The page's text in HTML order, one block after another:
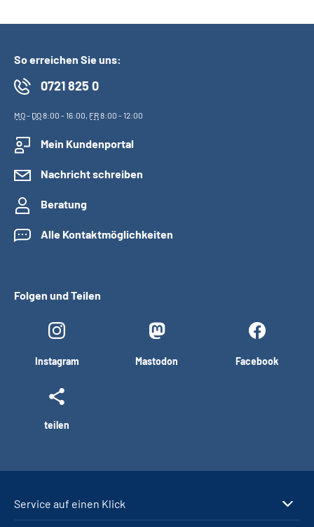
So erreichen Sie uns:
0721 825 0
MO- DO8:00 - 16:00, FR8:00 - 12:00
Mein Kundenportal
Nachricht schreiben
Beratung
Alle Kontaktmöglichkeiten
Folgen und Teilen
Instagram Mastodon Facebook
teilen
Service auf einen Klick